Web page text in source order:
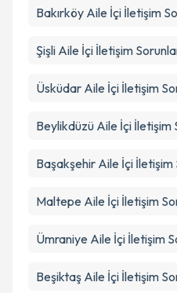
Bakırköy Aile İçi İletişim
Şişli Aile İçi İletişim
Üsküdar Aile İçi İletişim
Beylikdüzü Aile İçi İletişim
Başakşehir Aile İçi İletişim
Maltepe Aile İçi İletişim
Ümraniye Aile İçi İletişim
Beşiktaş Aile İçi İletişim